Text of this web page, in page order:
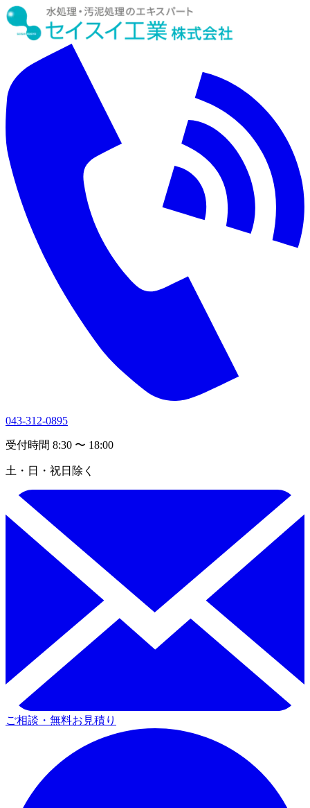
043-312-0895
受付時間 8:30 〜 18:00
土・日・祝日除く
ご相談・無料お見積り